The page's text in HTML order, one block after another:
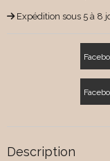
Expédition sous 5 à 8
Description